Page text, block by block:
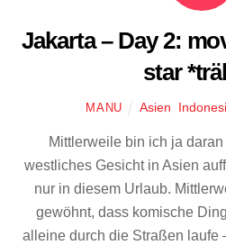
Jakarta – Day 2:
star
MANU Asien
Mittlerweile bin ich ja
westliches Gesicht in Asien
nur in diesem Urlaub.
gewöhnt, dass komische
alleine durch die Straßen laufe